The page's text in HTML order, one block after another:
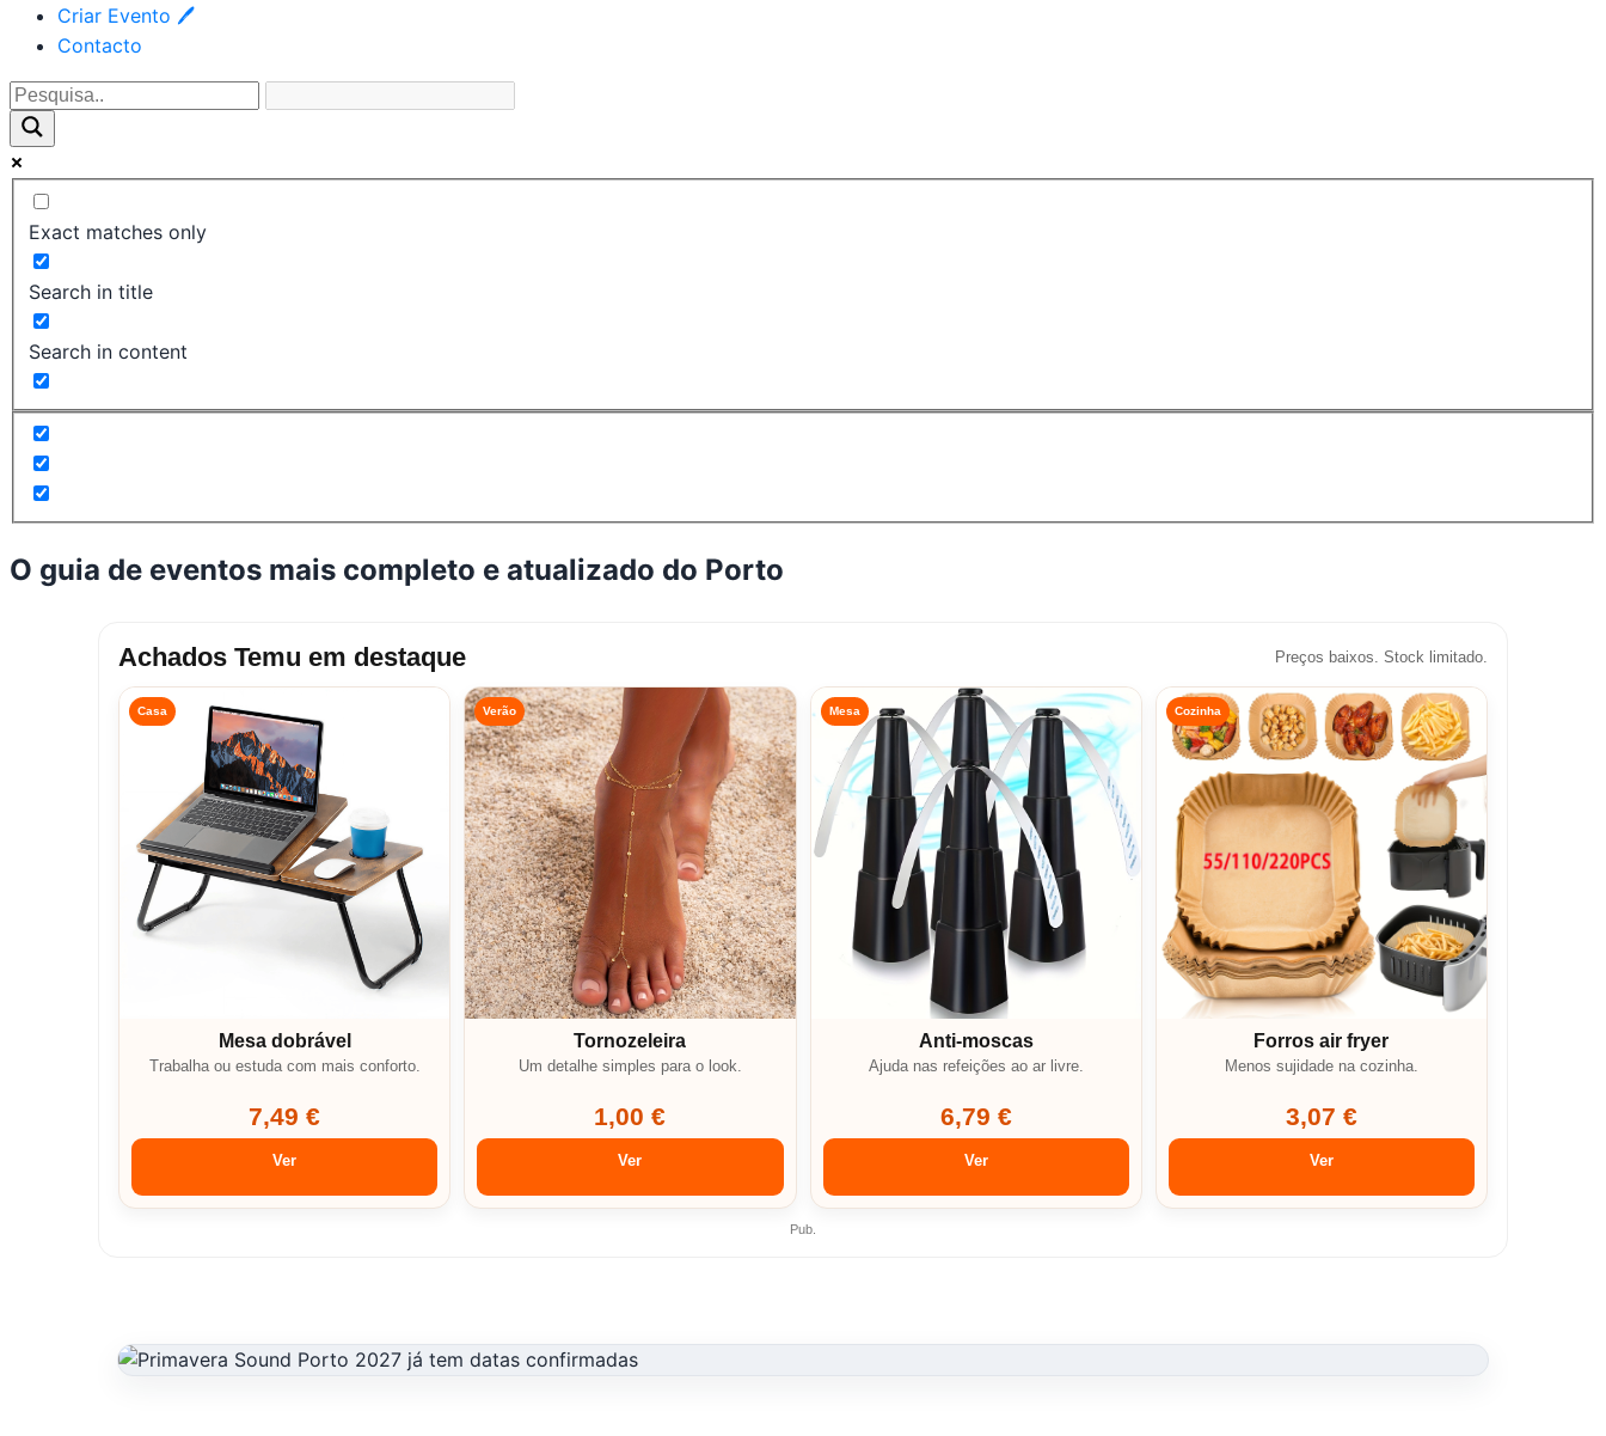
Criar Evento 🖊
Contacto
Exact matches only
Search in title
Search in content
O guia de eventos mais completo e atualizado do Porto
Achados Temu em destaque Preços baixos. Stock limitado.
Casa
Mesa dobrável
Trabalha ou estuda com mais conforto.
7,49 €
Ver
Verão
Tornozeleira
Um detalhe simples para o look.
1,00 €
Ver
Mesa
Anti-moscas
Ajuda nas refeições ao ar livre.
6,79 €
Ver
Cozinha
Forros air fryer
Menos sujidade na cozinha.
3,07 €
Ver
Pub.